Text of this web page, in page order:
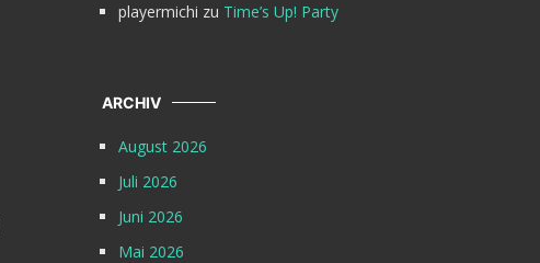
playermichi zu Time’s Up! Party
ARCHIV
August 2026
Juli 2026
Juni 2026
Mai 2026